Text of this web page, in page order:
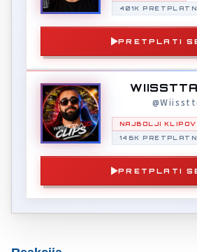
401K
PRETPLATI
NAJBOLJI
146K
PRETPLATI